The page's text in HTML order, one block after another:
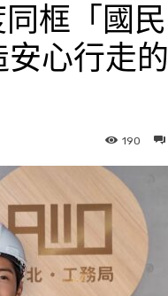
框「國民
心行走的
190